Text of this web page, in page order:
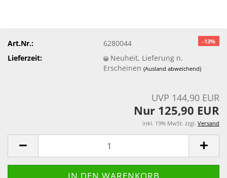
-13%
Art.Nr.:
6280044
Lieferzeit:
Neuheit, Lieferung n.
Erscheinen(Ausland abweichend)
UVP 144,90 EUR
Nur 125,90 EUR
inkl. 19% MwSt. zzgl. Versand